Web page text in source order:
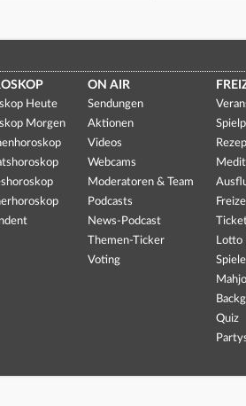
Heute
Morgen
ON AIR
Sendungen
Aktionen
Videos
Webcams
Moderatoren & Team
Podcasts
News-Podcast
Themen-Ticker
Voting
Lotto
Spiele
Quiz